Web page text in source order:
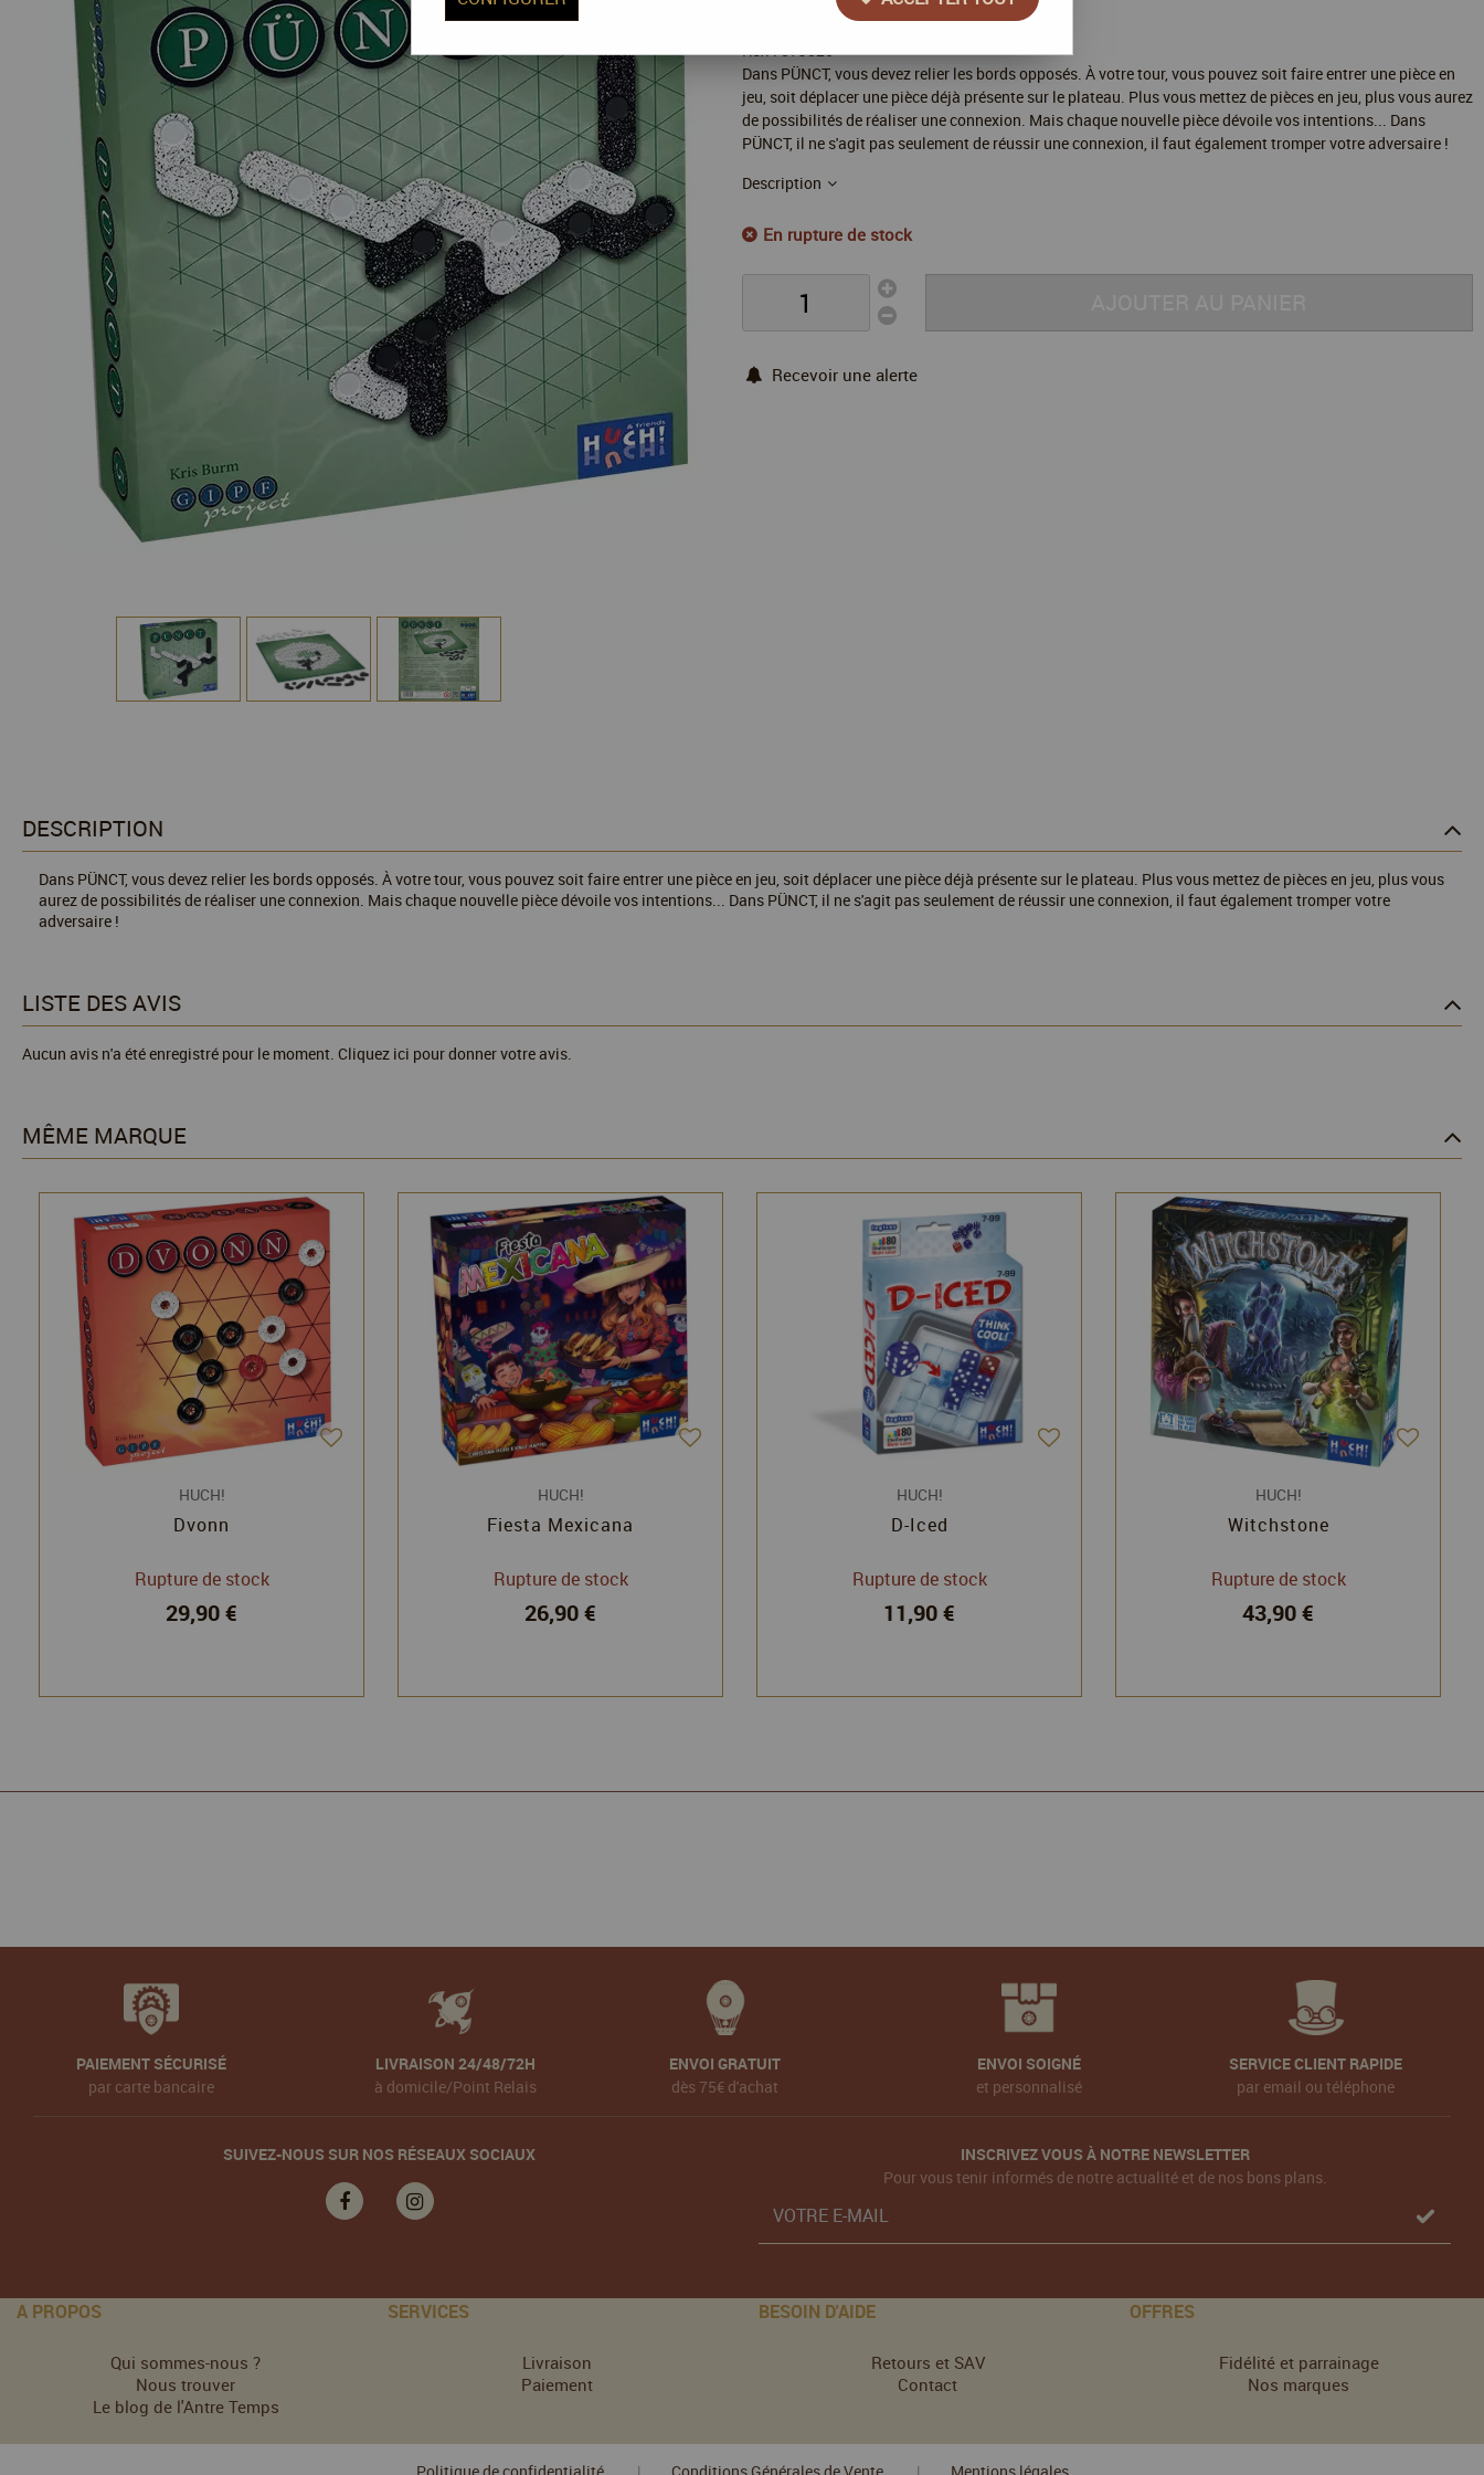
Réf. :879820
Dans PÜNCT, vous devez relier les bords opposés. À votre tour, vous pouvez soit faire entrer une pièce en
jeu, soit déplacer une pièce déjà présente sur le plateau. Plus vous mettez de pièces en jeu, plus vous aurez
de possibilités de réaliser une connexion. Mais chaque nouvelle pièce dévoile vos intentions... Dans
PÜNCT, il ne s'agit pas seulement de réussir une connexion, il faut également tromper votre adversaire !
Description
En rupture de stock
Recevoir une alerte
DESCRIPTION
Dans PÜNCT, vous devez relier les bords opposés. À votre tour, vous pouvez soit faire entrer une pièce en jeu, soit déplacer une pièce déjà présente sur le plateau. Plus vous mettez de pièces en jeu, plus vous
aurez de possibilités de réaliser une connexion. Mais chaque nouvelle pièce dévoile vos intentions... Dans PÜNCT, il ne s'agit pas seulement de réussir une connexion, il faut également tromper votre
adversaire !
LISTE DES AVIS
Aucun avis n'a été enregistré pour le moment. Cliquez ici pour donner votre avis.
MÊME MARQUE
HUCH!
Dvonn
Rupture de stock
29,90 €
HUCH!
Fiesta Mexicana
Rupture de stock
26,90 €
HUCH!
D-Iced
Rupture de stock
11,90 €
HUCH!
Witchstone
Rupture de stock
43,90 €
PAIEMENT SÉCURISÉ
par carte bancaire
LIVRAISON 24/48/72H
à domicile/Point Relais
ENVOI GRATUIT
dès 75€ d'achat
ENVOI SOIGNÉ
et personnalisé
SERVICE CLIENT RAPIDE
par email ou téléphone
SUIVEZ-NOUS SUR NOS RÉSEAUX SOCIAUX
INSCRIVEZ VOUS À NOTRE NEWSLETTER
Pour vous tenir informés de notre actualité et de nos bons plans.
A PROPOS
Qui sommes-nous ?
Nous trouver
Le blog de l'Antre Temps
SERVICES
Livraison
Paiement
BESOIN D'AIDE
Retours et SAV
Contact
OFFRES
Fidélité et parrainage
Nos marques
Politique de confidentialité Conditions Générales de Vente Mentions légales